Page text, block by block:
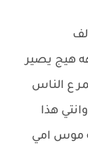
هيج يصير
ع الناس
هذا
موس امي